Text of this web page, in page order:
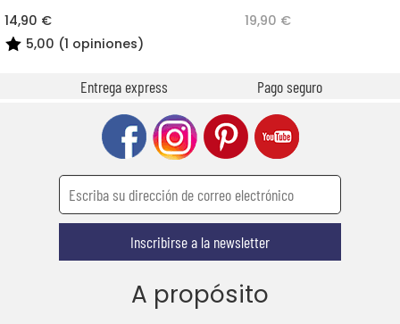
14,90 €
5,00 (1 opiniones)
19,90 €
Entrega express Pago seguro
Inscribirse a la newsletter
A propósito